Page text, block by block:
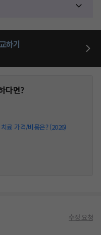
하기
다면?
료 가격/비용은? (2026)
수정 요청